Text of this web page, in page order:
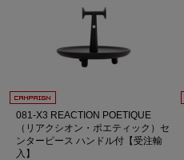
081-X3 REACTION POETIQUE
（リアクシオン・ポエティック）セ
ンターピース ハンドル付【受注輸
入】